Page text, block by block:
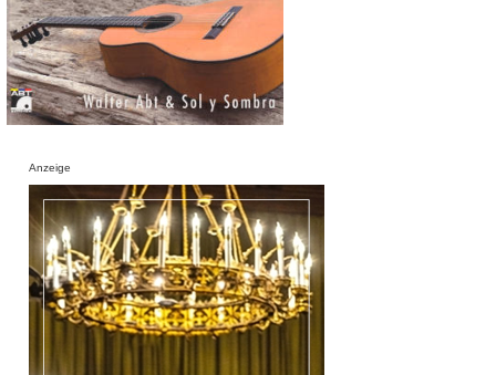
Anzeige